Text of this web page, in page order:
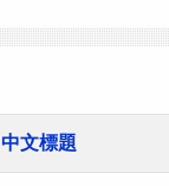
中文標題